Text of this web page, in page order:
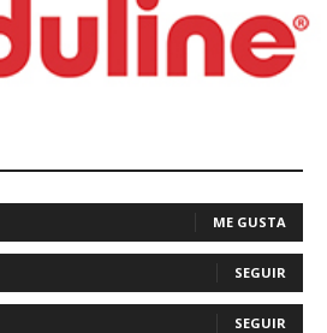
ME GUSTA
SEGUIR
SEGUIR